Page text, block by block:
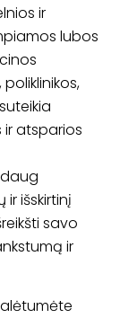
ir
lubos
atsparios
ir išskirtinį
savo
ir